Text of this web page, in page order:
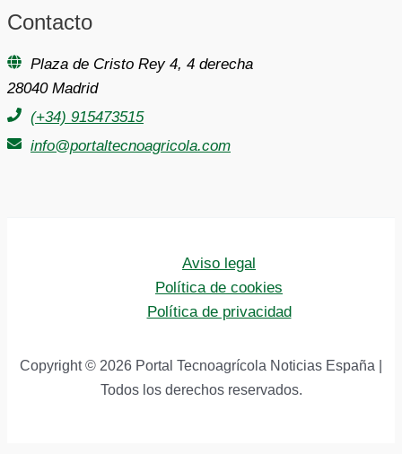
Contacto
Plaza de Cristo Rey 4, 4 derecha
28040 Madrid
(+34) 915473515
info@portaltecnoagricola.com
Aviso legal
Política de cookies
Política de privacidad
Copyright © 2026 Portal Tecnoagrícola Noticias España |
Todos los derechos reservados.